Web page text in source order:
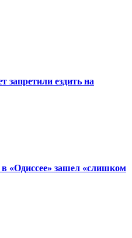
запретили ездить на
«Одиссее» зашел «слишком